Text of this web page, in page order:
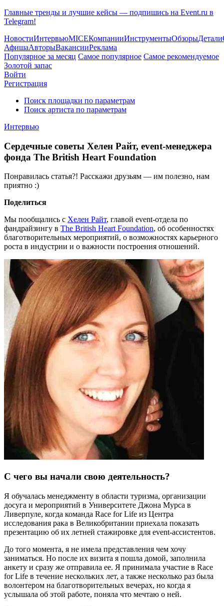
Главные тренды и лучшие кейсы — подпишись на Event.ru в
Telegram!
НовостиИнтервьюMICEКомпанииИнструментыОбзорыДетали
АфишаАвторыВакансииРеклама
Популярное за месяц Самое популярное Самое рекомендуемое
Золотой запас
Войти
Регистрация
Поиск площадки по параметрам
Поиск артиста по параметрам
Интервью
Сердечные советы Хелен Райт, event-менеджера
фонда The British Heart Foundation
Понравилась статья?! Расскажи друзьям — им полезно, нам
приятно :)
Поделиться
Мы пообщались с Хелен Райт, главой event-отдела по
фандрайзингу в The British Heart Foundation, об особенностях
благотворительных мероприятий, о возможностях карьерного
роста в индустрии и о важности построения отношений.
С чего вы начали свою деятельность?
Я обучалась менеджменту в области туризма, организации
досуга и мероприятий в Университете Джона Мурса в
Ливерпуле, когда команда Race for Life из Центра
исследования рака в Великобритании приехала показать
презентацию об их летней стажировке для event-ассистентов.
До того момента, я не имела представления чем хочу
заниматься. Но после их визита я пошла домой, заполнила
анкету и сразу же отправила ее. Я принимала участие в Race
for Life в течение нескольких лет, а также несколько раз была
волонтером на благотворительных вечерах, но когда я
услышала об этой работе, поняла что мечтаю о ней.